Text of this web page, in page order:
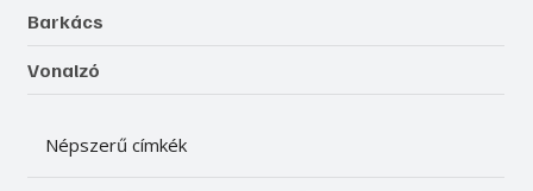
Barkács
Vonalzó
Népszerű címkék